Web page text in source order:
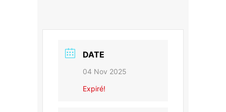
DATE
04 Nov 2025
Expiré!